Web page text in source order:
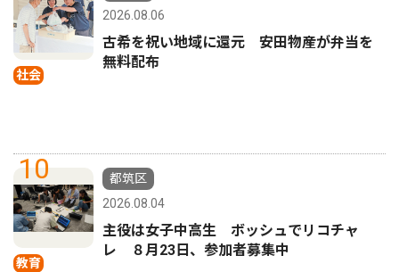
社会
2026.08.06
古希を祝い地域に還元 安田物産が弁当を
無料配布
10
教育
都筑区
2026.08.04
主役は女子中高生 ボッシュでリコチャ
レ ８月23日、参加者募集中